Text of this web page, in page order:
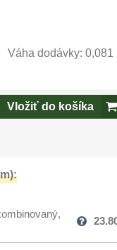
Váha dodávky: 0,081
Vložiť do košíka